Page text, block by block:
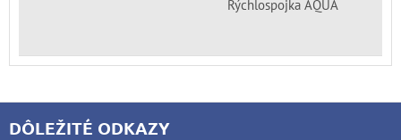
Rýchlospojka AQUA
DÔLEŽITÉ ODKAZY